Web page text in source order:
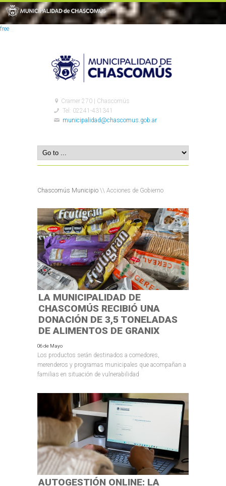
free
Cramer 270 | Chascomús
Tel: 02241-431341
municipalidad@chascomus.gob.ar
Chascomús Municipio \\ Acciones de Gobierno
LA MUNICIPALIDAD DE
CHASCOMÚS RECIBIÓ UNA
DONACIÓN DE 3,5 TONELADAS
DE ALIMENTOS DE GRANIX
06 de Mayo
Los productos serán destinados a comedores,
merenderos y programas municipales que acompañan a
familias en situación de vulnerabilidad
AUTOGESTIÓN ONLINE: LA